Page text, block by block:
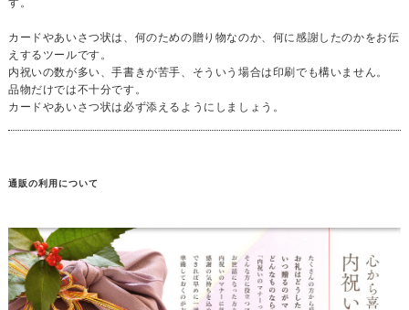
す。
カードやあいさつ状は、何のための贈り物なのか、何に感謝したのかをお伝
えするツールです。
内祝いの数が多い、手書きが苦手、そういう場合は印刷でも構いません。
品物だけでは不十分です。
カードやあいさつ状は必ず添えるようにしましょう。
通販の利用について